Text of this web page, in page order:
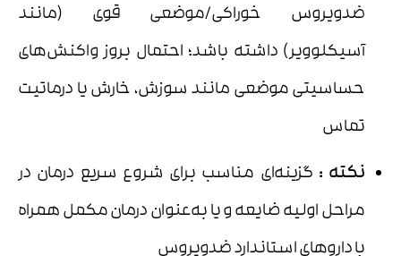
ضدویروس خوراکی/موضعی قوی (مانند
آسیکلوویر) داشته باشد؛ احتمال بروز واکنش‌های
حساسیتی موضعی مانند سوزش، خارش یا درماتیت
تماس
نکته : گزینه‌ای مناسب برای شروع سریع درمان در
مراحل اولیه ضایعه و یا به‌عنوان درمان مکمل همراه
با داروهای استاندارد ضدویروس